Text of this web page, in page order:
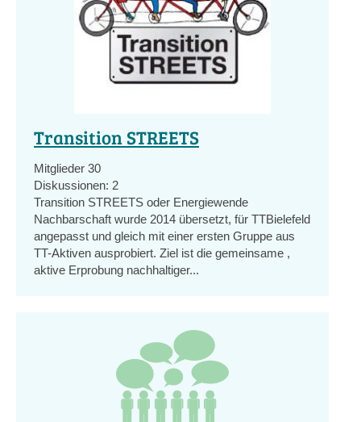
Transition STREETS
Mitglieder 30
Diskussionen: 2
Transition STREETS oder Energiewende
Nachbarschaft wurde 2014 übersetzt, für TTBielefeld
angepasst und gleich mit einer ersten Gruppe aus
TT-Aktiven ausprobiert. Ziel ist die gemeinsame ,
aktive Erprobung nachhaltiger...